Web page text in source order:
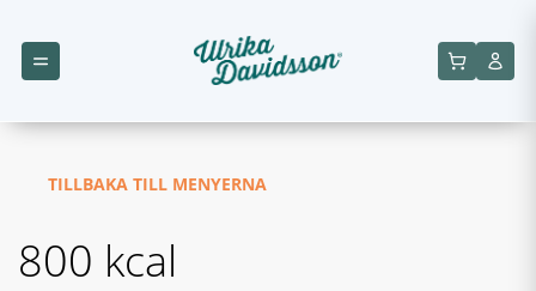
TILLBAKA TILL MENYERNA
800 kcal